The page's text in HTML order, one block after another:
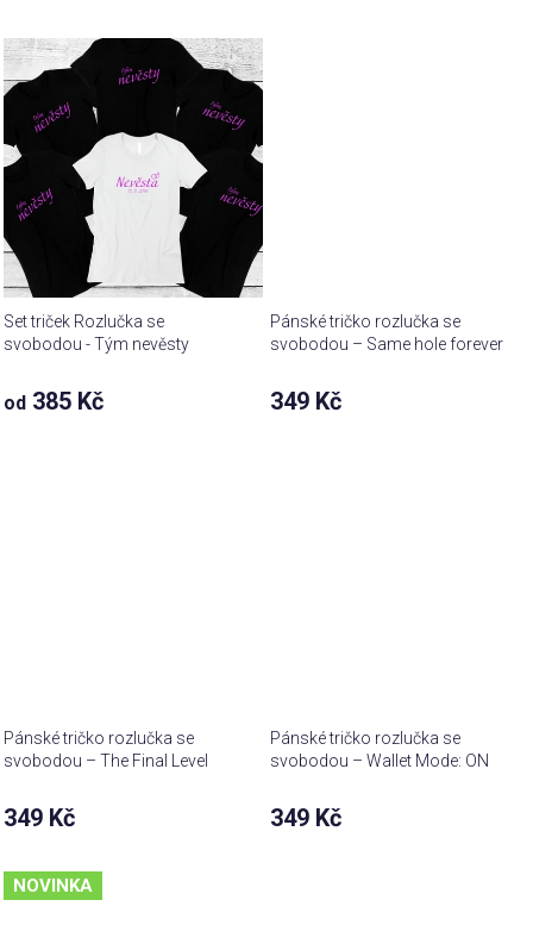
Set triček Rozlučka se
svobodou - Tým nevěsty
od 385 Kč
Pánské tričko rozlučka se
svobodou – Same hole forever
349 Kč
Pánské tričko rozlučka se
svobodou – The Final Level
349 Kč
Pánské tričko rozlučka se
svobodou – Wallet Mode: ON
349 Kč
NOVINKA